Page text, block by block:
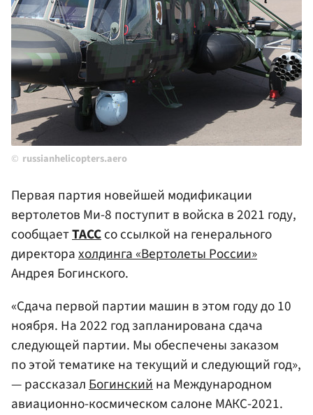
russianhelicopters.aero
Первая партия новейшей модификации
вертолетов Ми-8 поступит в войска в 2021 году,
сообщаетТАССсо ссылкой на генерального
директорахолдинга «Вертолеты России»
Андрея Богинского.
«Сдача первой партии машин в этом году до 10
ноября. На 2022 год запланирована сдача
следующей партии. Мы обеспечены заказом
по этой тематике на текущий и следующий год»,
— рассказалБогинскийна Международном
авиационно-космическом салоне МАКС-2021.